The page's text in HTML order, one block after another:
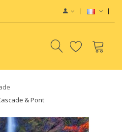
Mods Disposable Vapes
& Pont